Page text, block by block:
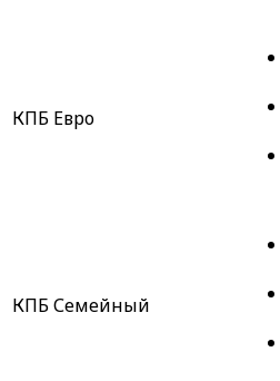
КПБ Евро
КПБ Семейный